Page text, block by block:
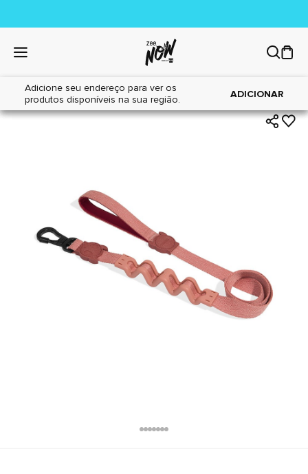
Adicione seu endereço para ver os
produtos disponíveis na sua região.
ADICIONAR
Home|Cães|Acessórios